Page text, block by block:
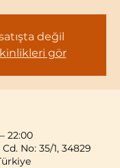
değil
gör
22:00
No: 35/1, 34829